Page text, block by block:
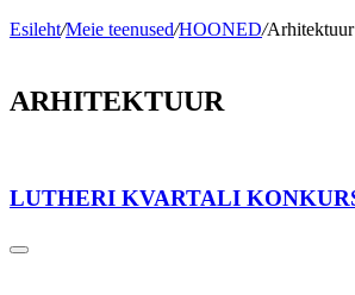
Esileht/Meie teenused/HOONED/Arhitektuur
ARHITEKTUUR
LUTHERI KVARTALI